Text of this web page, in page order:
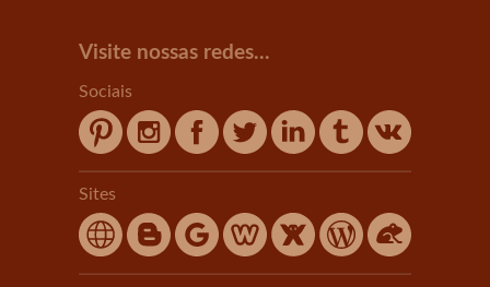
Visite nossas redes...
Sociais
Sites